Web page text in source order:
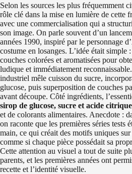
Selon les sources les plus fréquemment
rôle clé dans la mise en lumière de cette
avec une commercialisation qui a
son image. On parle souvent d’un
années 1990, inspiré par le personnage
costume en losanges. L’idée était simple
couches colorées et aromatisées pour
ludique et immédiatement
industriel mêle cuisson du sucre,
glucose, puis superposition de couches
avant découpe. Côté ingrédients,
sirop de glucose, sucre et acide citrique
et de colorants alimentaires. Anecdote :
on raconte que les premières séries tests
main, ce qui créait des motifs uniques
comme si chaque pièce possédait sa
Cette attention au visuel a tout de suite
parents, et les premières années ont
recette et l’identité visuelle.